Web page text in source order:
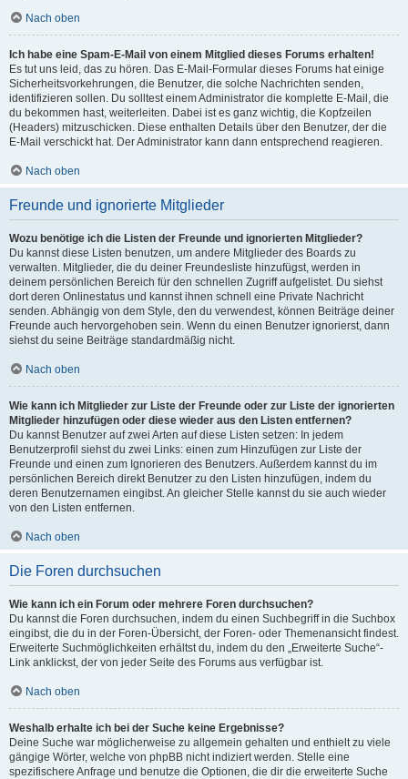
Nach oben
Ich habe eine Spam-E-Mail von einem Mitglied dieses Forums erhalten!
Es tut uns leid, das zu hören. Das E-Mail-Formular dieses Forums hat einige
Sicherheitsvorkehrungen, die Benutzer, die solche Nachrichten senden,
identifizieren sollen. Du solltest einem Administrator die komplette E-Mail, die
du bekommen hast, weiterleiten. Dabei ist es ganz wichtig, die Kopfzeilen
(Headers) mitzuschicken. Diese enthalten Details über den Benutzer, der die
E-Mail verschickt hat. Der Administrator kann dann entsprechend reagieren.
Nach oben
Freunde und ignorierte Mitglieder
Wozu benötige ich die Listen der Freunde und ignorierten Mitglieder?
Du kannst diese Listen benutzen, um andere Mitglieder des Boards zu
verwalten. Mitglieder, die du deiner Freundesliste hinzufügst, werden in
deinem persönlichen Bereich für den schnellen Zugriff aufgelistet. Du siehst
dort deren Onlinestatus und kannst ihnen schnell eine Private Nachricht
senden. Abhängig von dem Style, den du verwendest, können Beiträge deiner
Freunde auch hervorgehoben sein. Wenn du einen Benutzer ignorierst, dann
siehst du seine Beiträge standardmäßig nicht.
Nach oben
Wie kann ich Mitglieder zur Liste der Freunde oder zur Liste der ignorierten
Mitglieder hinzufügen oder diese wieder aus den Listen entfernen?
Du kannst Benutzer auf zwei Arten auf diese Listen setzen: In jedem
Benutzerprofil siehst du zwei Links: einen zum Hinzufügen zur Liste der
Freunde und einen zum Ignorieren des Benutzers. Außerdem kannst du im
persönlichen Bereich direkt Benutzer zu den Listen hinzufügen, indem du
deren Benutzernamen eingibst. An gleicher Stelle kannst du sie auch wieder
von den Listen entfernen.
Nach oben
Die Foren durchsuchen
Wie kann ich ein Forum oder mehrere Foren durchsuchen?
Du kannst die Foren durchsuchen, indem du einen Suchbegriff in die Suchbox
eingibst, die du in der Foren-Übersicht, der Foren- oder Themenansicht findest.
Erweiterte Suchmöglichkeiten erhältst du, indem du den „Erweiterte Suche“-
Link anklickst, der von jeder Seite des Forums aus verfügbar ist.
Nach oben
Weshalb erhalte ich bei der Suche keine Ergebnisse?
Deine Suche war möglicherweise zu allgemein gehalten und enthielt zu viele
gängige Wörter, welche von phpBB nicht indiziert werden. Stelle eine
spezifischere Anfrage und benutze die Optionen, die dir die erweiterte Suche